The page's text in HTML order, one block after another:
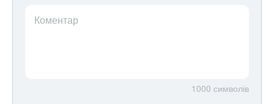
Коментар
1000 символів